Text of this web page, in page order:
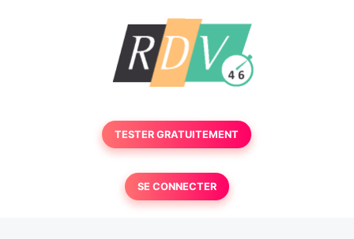
TESTER GRATUITEMENT
SE CONNECTER